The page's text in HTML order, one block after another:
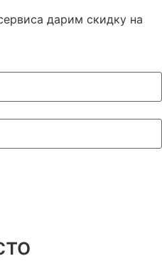
дарим скидку на